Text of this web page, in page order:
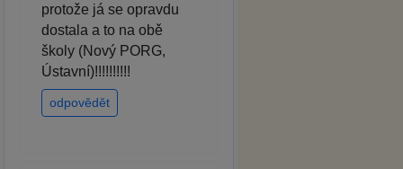
protože já se opravdu
dostala a to na obě
školy (Nový PORG,
Ústavní)!!!!!!!!!!
odpovědět